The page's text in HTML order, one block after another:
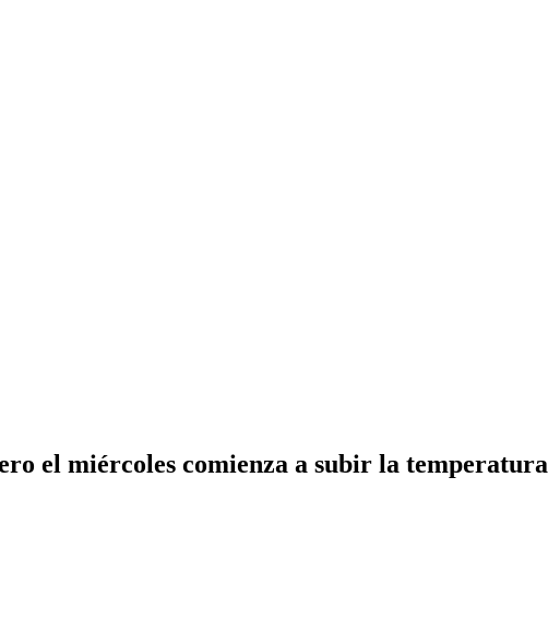
el miércoles comienza a subir la temperatura